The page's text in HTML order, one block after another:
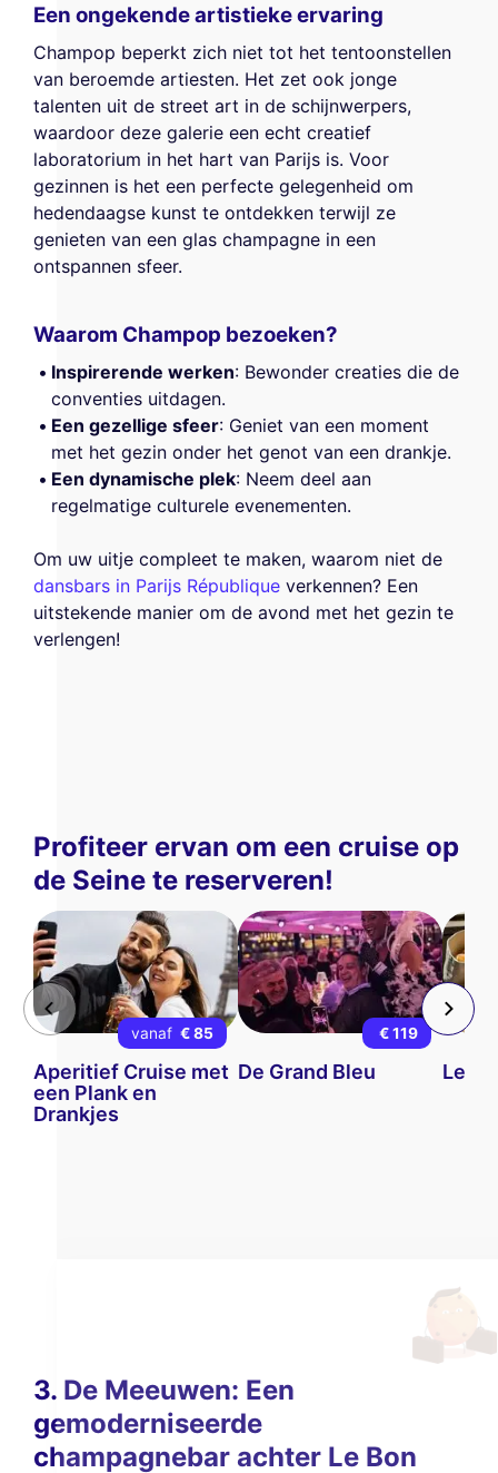
Nooit! Laat me zien
Een ongekende artistieke ervaring
Champop beperkt zich niet tot het tentoonstellen
van beroemde artiesten. Het zet ook jonge
talenten uit de street art in de schijnwerpers,
waardoor deze galerie een echt creatief
laboratorium in het hart van Parijs is. Voor
gezinnen is het een perfecte gelegenheid om
hedendaagse kunst te ontdekken terwijl ze
genieten van een glas champagne in een
ontspannen sfeer.
Waarom Champop bezoeken?
Inspirerende werken: Bewonder creaties die de
conventies uitdagen.
Een gezellige sfeer: Geniet van een moment
met het gezin onder het genot van een drankje.
Een dynamische plek: Neem deel aan
regelmatige culturele evenementen.
Om uw uitje compleet te maken, waarom niet de
dansbars in Parijs République verkennen? Een
uitstekende manier om de avond met het gezin te
verlengen!
Profiteer ervan om een cruise op
de Seine te reserveren!
vanaf € 85
Aperitief Cruise met
een Plank en
Drankjes
€ 119
De Grand Bleu Le
3. De Meeuwen: Een
gemoderniseerde
champagnebar achter Le Bon